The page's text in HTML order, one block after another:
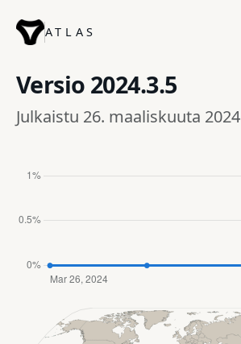
ATLAS
Versio 2024.3.5
Julkaistu 26. maaliskuuta 2024